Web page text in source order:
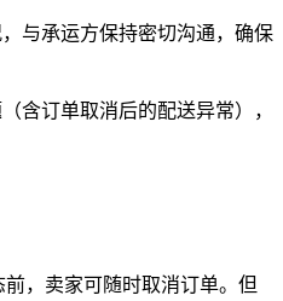
与承运方保持密切沟通，确保
含订单取消后的配送异常），
，卖家可随时取消订单。但